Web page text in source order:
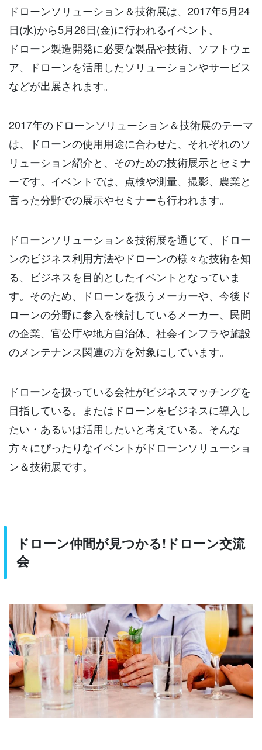
ドローンソリューション＆技術展は、2017年5月24
日(水)から5月26日(金)に行われるイベント。
ドローン製造開発に必要な製品や技術、ソフトウェ
ア、ドローンを活用したソリューションやサービス
などが出展されます。
2017年のドローンソリューション＆技術展のテーマ
は、ドローンの使用用途に合わせた、それぞれのソ
リューション紹介と、そのための技術展示とセミナ
ーです。イベントでは、点検や測量、撮影、農業と
言った分野での展示やセミナーも行われます。
ドローンソリューション＆技術展を通じて、ドロー
ンのビジネス利用方法やドローンの様々な技術を知
る、ビジネスを目的としたイベントとなっていま
す。そのため、ドローンを扱うメーカーや、今後ド
ローンの分野に参入を検討しているメーカー、民間
の企業、官公庁や地方自治体、社会インフラや施設
のメンテナンス関連の方を対象にしています。
ドローンを扱っている会社がビジネスマッチングを
目指している。またはドローンをビジネスに導入し
たい・あるいは活用したいと考えている。そんな
方々にぴったりなイベントがドローンソリューショ
ン＆技術展です。
ドローン仲間が見つかる!ドローン交流
会